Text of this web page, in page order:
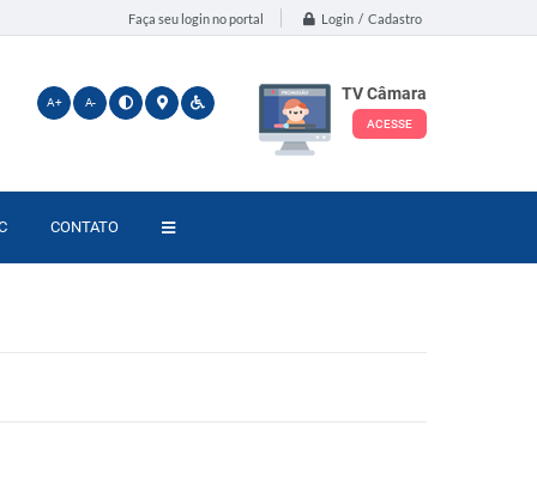
Faça seu login no portal Login / Cadastro
A+ A- TV Câmara
ACESSE
CONTATO